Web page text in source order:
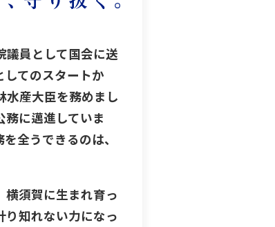
議員として国会に送
してのスタートか
水産大臣を務めまし
務に邁進していま
全うできるのは、
横須賀に生まれ育っ
り知れない力になっ